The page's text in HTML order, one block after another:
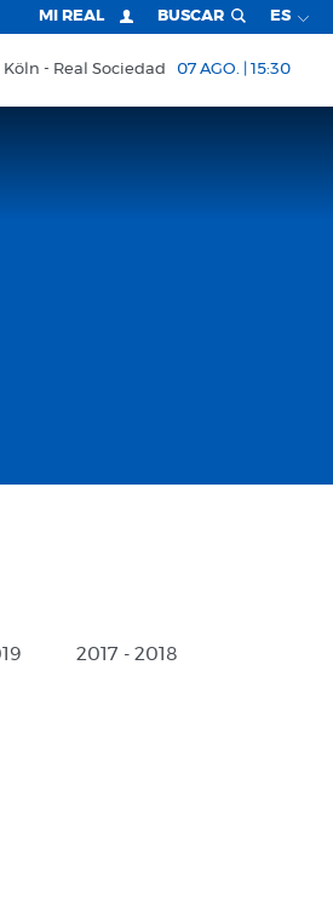
MI REAL BUSCAR ES
Köln Real Sociedad 07 AGO. | 15:30
2017 - 2018